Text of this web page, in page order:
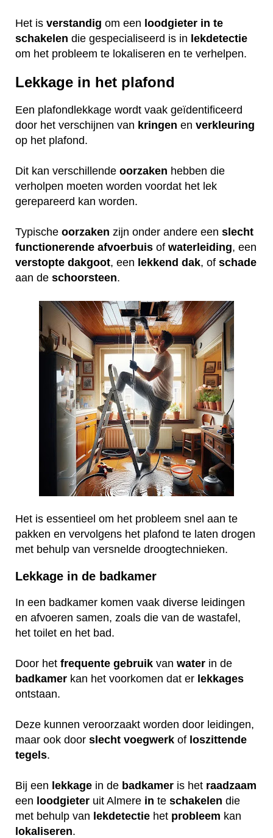
Het is verstandig om een loodgieter in te
schakelen die gespecialiseerd is in lekdetectie
om het probleem te lokaliseren en te verhelpen.
Lekkage in het plafond
Een plafondlekkage wordt vaak geïdentificeerd
door het verschijnen van kringen en verkleuring
op het plafond.
Dit kan verschillende oorzaken hebben die
verholpen moeten worden voordat het lek
gerepareerd kan worden.
Typische oorzaken zijn onder andere een slecht
functionerende afvoerbuis of waterleiding, een
verstopte dakgoot, een lekkend dak, of schade
aan de schoorsteen.
Het is essentieel om het probleem snel aan te
pakken en vervolgens het plafond te laten drogen
met behulp van versnelde droogtechnieken.
Lekkage in de badkamer
In een badkamer komen vaak diverse leidingen
en afvoeren samen, zoals die van de wastafel,
het toilet en het bad.
Door het frequente gebruik van water in de
badkamer kan het voorkomen dat er lekkages
ontstaan.
Deze kunnen veroorzaakt worden door leidingen,
maar ook door slecht voegwerk of loszittende
tegels.
Bij een lekkage in de badkamer is het raadzaam
een loodgieter uit Almere in te schakelen die
met behulp van lekdetectie het probleem kan
lokaliseren.